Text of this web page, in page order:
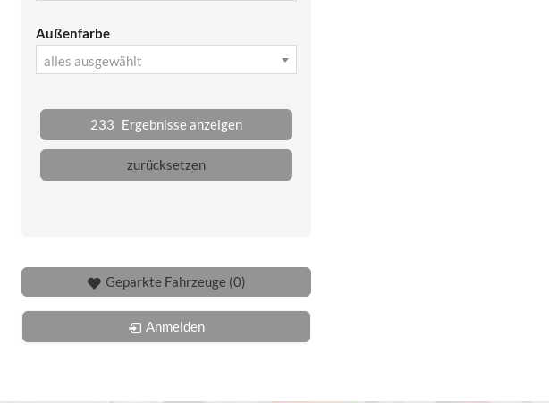
Außenfarbe
alles ausgewählt
233 Ergebnisse anzeigen
zurücksetzen
Geparkte Fahrzeuge (0)
Anmelden